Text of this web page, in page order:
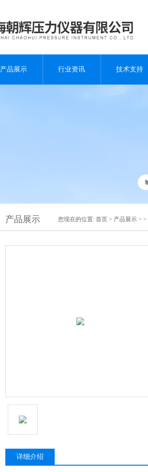
产品展示 行业资讯 技术支持
产品展示 您现在的位置: 首页 > 产品展示 > >
详细介绍